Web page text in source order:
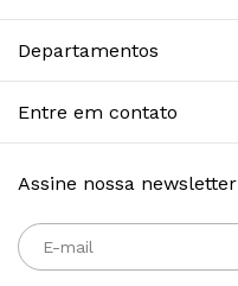
Departamentos
Entre em contato
Assine nossa newsletter